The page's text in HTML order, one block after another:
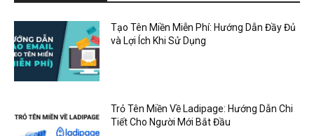
Tạo Tên Miền Miễn Phí: Hướng Dẫn Đầy Đủ
và Lợi Ích Khi Sử Dụng
Trỏ Tên Miền Về Ladipage: Hướng Dẫn Chi
Tiết Cho Người Mới Bắt Đầu